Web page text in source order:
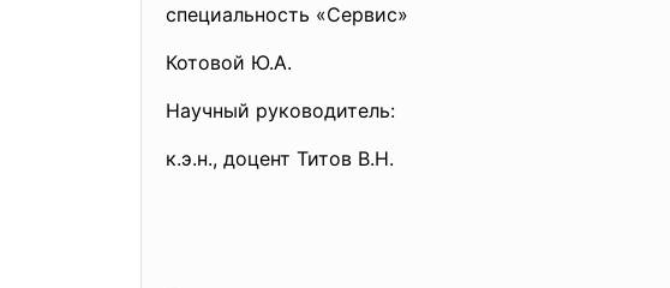
специальность «Сервис»
Котовой Ю.А.
Научный руководитель:
к.э.н., доцент Титов В.Н.